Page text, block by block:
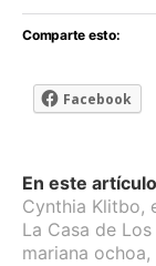
Comparte esto:
Facebook
En este artículo
Cynthia Klitbo,
La Casa de
mariana ochoa,